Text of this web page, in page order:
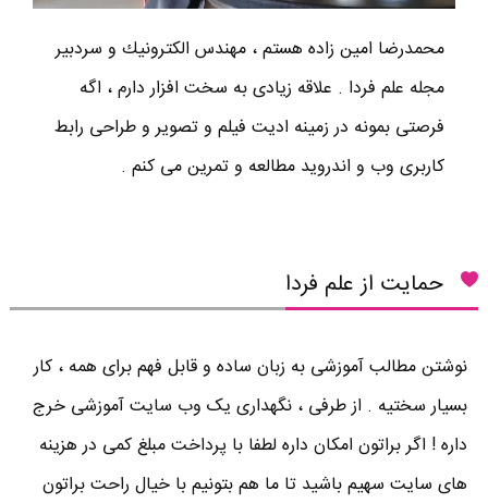
محمدرضا امين زاده هستم ، مهندس الكترونيك و سردبير
مجله علم فردا . علاقه زیادی به سخت افزار دارم ، اگه
فرصتی بمونه در زمینه ادیت فیلم و تصویر و طراحی رابط
کاربری وب و اندروید مطالعه و تمرین می کنم .
حمایت از علم فردا
نوشتن مطالب آموزشی به زبان ساده و قابل فهم برای همه ، کار
بسیار سختیه . از طرفی ، نگهداری یک وب سایت آموزشی خرج
داره ! اگر براتون امکان داره لطفا با پرداخت مبلغ کمی در هزینه
های سایت سهیم باشید تا ما هم بتونیم با خیال راحت براتون